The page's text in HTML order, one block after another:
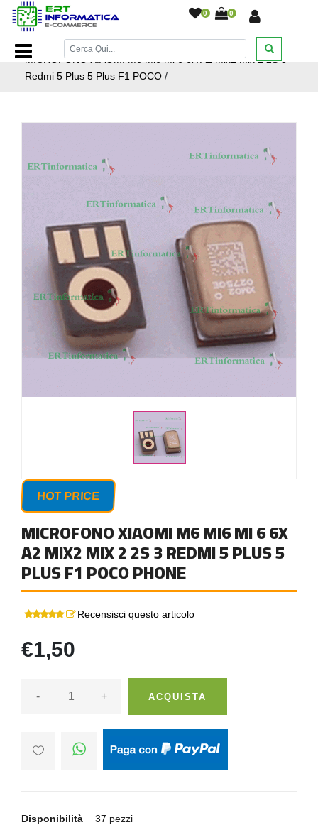
0 0
Home Page/Ricambi smartphone e tablet/Xiaomi
MICROFONO XIAOMI M6 Mi6 Mi 6 6X A2 Mix2 Mix 2 2S 3
Redmi 5 Plus 5 Plus F1 POCO /
HOT PRICE
MICROFONO XIAOMI M6 MI6 MI 6 6X
A2 MIX2 MIX 2 2S 3 REDMI 5 PLUS 5
PLUS F1 POCO PHONE
Recensisci questo articolo
€1,50
- + ACQUISTA
Disponibilità 37 pezzi